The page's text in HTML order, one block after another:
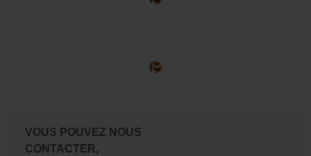
VOUS POUVEZ NOUS
CONTACTER,